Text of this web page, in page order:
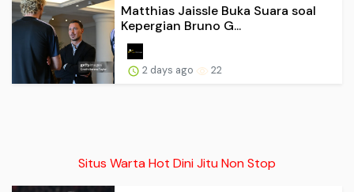
Matthias Jaissle Buka Suara soal
Kepergian Bruno G...
2 days ago 22
Situs Warta Hot Dini Jitu Non Stop